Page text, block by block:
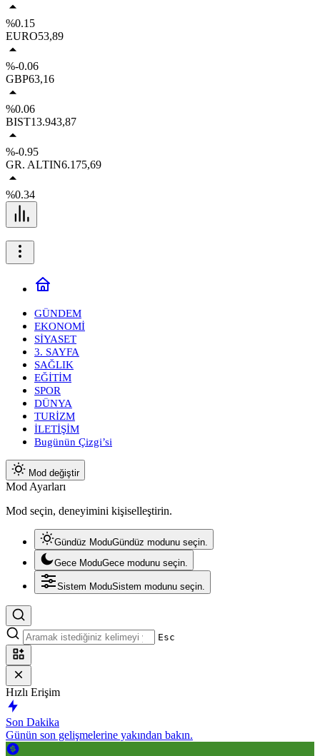
%0.15
EURO53,89
%-0.06
GBP63,16
%0.06
BIST13.943,87
%-0.95
GR. ALTIN6.175,69
%0.34
GÜNDEM
EKONOMİ
SİYASET
3. SAYFA
SAĞLIK
EĞİTİM
SPOR
DÜNYA
TURİZM
İLETİŞİM
Bugünün Çizgi’si
Mod değiştir
Mod Ayarları
Mod seçin, deneyimini kişiselleştirin.
Gündüz ModuGündüz modunu seçin.
Gece ModuGece modunu seçin.
Sistem ModuSistem modunu seçin.
Esc
Hızlı Erişim
Son Dakika
Günün son gelişmelerine yakından bakın.